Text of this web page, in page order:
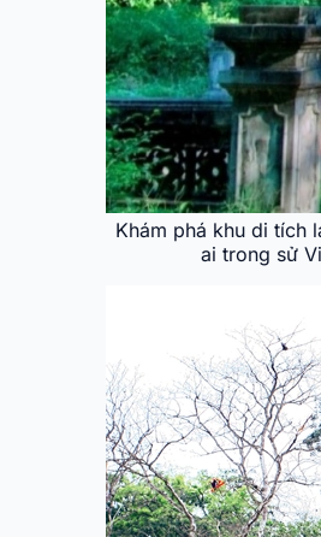
Khám phá khu di tích
ai trong sử